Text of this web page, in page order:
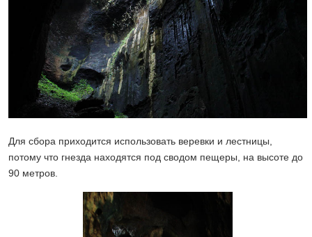
Для сбора приходится использовать веревки и лестницы,
потому что гнезда находятся под сводом пещеры, на высоте до
90 метров.